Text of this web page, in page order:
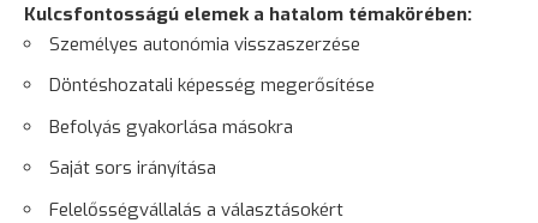
Kulcsfontosságú elemek a hatalom témakörében:
Személyes autonómia visszaszerzése
Döntéshozatali képesség megerősítése
Befolyás gyakorlása másokra
Saját sors irányítása
Felelősségvállalás a választásokért